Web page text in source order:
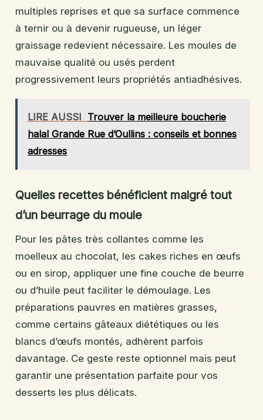
multiples reprises et que sa surface commence
à ternir ou à devenir rugueuse, un léger
graissage redevient nécessaire. Les moules de
mauvaise qualité ou usés perdent
progressivement leurs propriétés antiadhésives.
LIRE AUSSI Trouver la meilleure boucherie
halal Grande Rue d’Oullins : conseils et bonnes
adresses
Quelles recettes bénéficient malgré tout
d’un beurrage du moule
Pour les pâtes très collantes comme les
moelleux au chocolat, les cakes riches en œufs
ou en sirop, appliquer une fine couche de beurre
ou d’huile peut faciliter le démoulage. Les
préparations pauvres en matières grasses,
comme certains gâteaux diététiques ou les
blancs d’œufs montés, adhèrent parfois
davantage. Ce geste reste optionnel mais peut
garantir une présentation parfaite pour vos
desserts les plus délicats.